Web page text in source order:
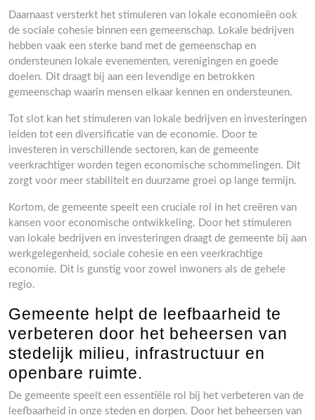
Daarnaast versterkt het stimuleren van lokale economieën ook
de sociale cohesie binnen een gemeenschap. Lokale bedrijven
hebben vaak een sterke band met de gemeenschap en
ondersteunen lokale evenementen, verenigingen en goede
doelen. Dit draagt bij aan een levendige en betrokken
gemeenschap waarin mensen elkaar kennen en ondersteunen.
Tot slot kan het stimuleren van lokale bedrijven en investeringen
leiden tot een diversificatie van de economie. Door te
investeren in verschillende sectoren, kan de gemeente
veerkrachtiger worden tegen economische schommelingen. Dit
zorgt voor meer stabiliteit en duurzame groei op lange termijn.
Kortom, de gemeente speelt een cruciale rol in het creëren van
kansen voor economische ontwikkeling. Door het stimuleren
van lokale bedrijven en investeringen draagt de gemeente bij aan
werkgelegenheid, sociale cohesie en een veerkrachtige
economie. Dit is gunstig voor zowel inwoners als de gehele
regio.
Gemeente helpt de leefbaarheid te
verbeteren door het beheersen van
stedelijk milieu, infrastructuur en
openbare ruimte.
De gemeente speelt een essentiële rol bij het verbeteren van de
leefbaarheid in onze steden en dorpen. Door het beheersen van